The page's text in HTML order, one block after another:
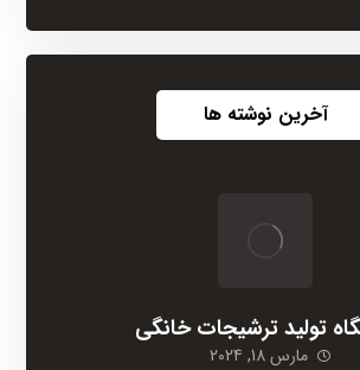
آخرین نوشته ها
تولید ترشیجات خانگی
مارس 18, 2024